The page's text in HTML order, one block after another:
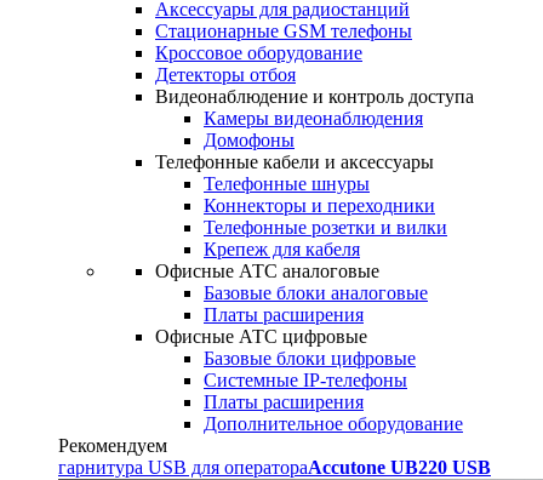
Аксессуары для радиостанций
Стационарные GSM телефоны
Кроссовое оборудование
Детекторы отбоя
Видеонаблюдение и контроль доступа
Камеры видеонаблюдения
Домофоны
Телефонные кабели и аксессуары
Телефонные шнуры
Коннекторы и переходники
Телефонные розетки и вилки
Крепеж для кабеля
Офисные АТС аналоговые
Базовые блоки аналоговые
Платы расширения
Офисные АТС цифровые
Базовые блоки цифровые
Системные IP-телефоны
Платы расширения
Дополнительное оборудование
Рекомендуем
гарнитура USB для оператораAccutone UB220 USB